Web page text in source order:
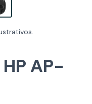
HP AP-